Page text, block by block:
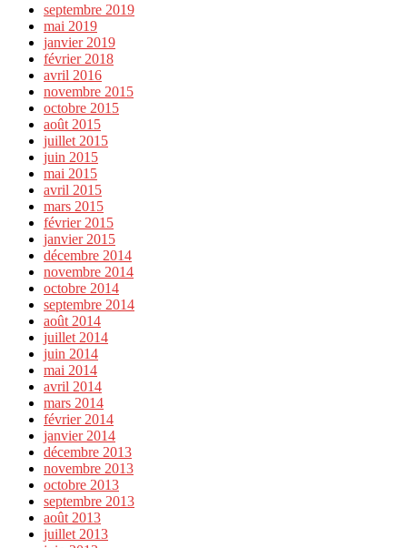
septembre 2019
mai 2019
janvier 2019
février 2018
avril 2016
novembre 2015
octobre 2015
août 2015
juillet 2015
juin 2015
mai 2015
avril 2015
mars 2015
février 2015
janvier 2015
décembre 2014
novembre 2014
octobre 2014
septembre 2014
août 2014
juillet 2014
juin 2014
mai 2014
avril 2014
mars 2014
février 2014
janvier 2014
décembre 2013
novembre 2013
octobre 2013
septembre 2013
août 2013
juillet 2013